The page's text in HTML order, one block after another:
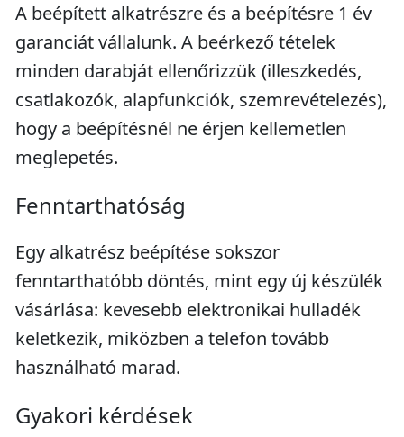
A beépített alkatrészre és a beépítésre 1 év
garanciát vállalunk. A beérkező tételek
minden darabját ellenőrizzük (illeszkedés,
csatlakozók, alapfunkciók, szemrevételezés),
hogy a beépítésnél ne érjen kellemetlen
meglepetés.
Fenntarthatóság
Egy alkatrész beépítése sokszor
fenntarthatóbb döntés, mint egy új készülék
vásárlása: kevesebb elektronikai hulladék
keletkezik, miközben a telefon tovább
használható marad.
Gyakori kérdések